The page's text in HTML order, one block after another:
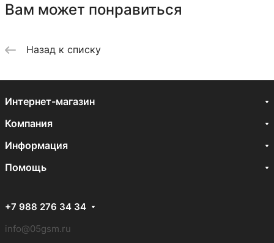
Вам может понравиться
Назад к списку
Интернет-магазин
Компания
Информация
Помощь
+7 988 276 34 34
info@05gsm.ru